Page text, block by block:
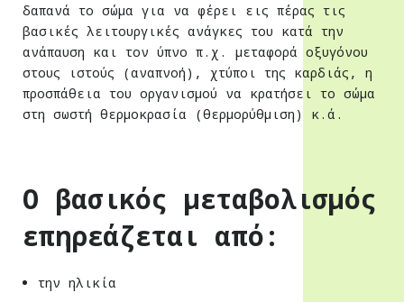
δαπανά το σώμα για να φέρει εις πέρας τις
βασικές λειτουργικές ανάγκες του κατά την
ανάπαυση και τον ύπνο π.χ. μεταφορά οξυγόνου
στους ιστούς (αναπνοή), χτύποι της καρδιάς, η
προσπάθεια του οργανισμού να κρατήσει το σώμα
στη σωστή θερμοκρασία (θερμορύθμιση) κ.ά.
Ο βασικός μεταβολισμός
επηρεάζεται από:
την ηλικία